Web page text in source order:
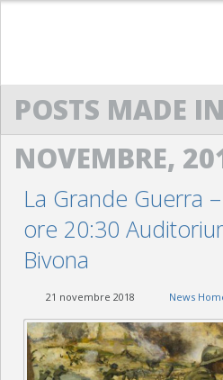
ACM
SCUOLA DI MUSICA “G. LO NIGRO”
BANDA “G. VERDI”
ACM SAXOPHONE ENSEMBLE
POWERBEAT STUDIO
POSTS MADE IN
NOVEMBRE,
La Grande Guerra
ore 20:30
Bivona
21 novembre 2018 News